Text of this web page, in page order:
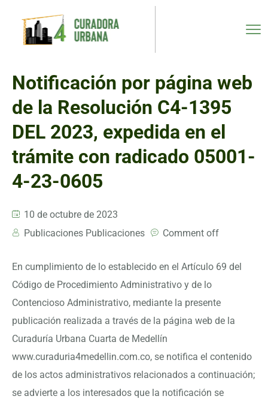
Notificación por página web
de la Resolución C4-1395
DEL 2023, expedida en el
trámite con radicado 05001-
4-23-0605
10 de octubre de 2023
Publicaciones Publicaciones
Comment off
En cumplimiento de lo establecido en el Artículo 69 del
Código de Procedimiento Administrativo y de lo
Contencioso Administrativo, mediante la presente
publicación realizada a través de la página web de la
Curaduría Urbana Cuarta de Medellín
www.curaduria4medellin.com.co, se notifica el contenido
de los actos administrativos relacionados a continuación;
se advierte a los interesados que la notificación se